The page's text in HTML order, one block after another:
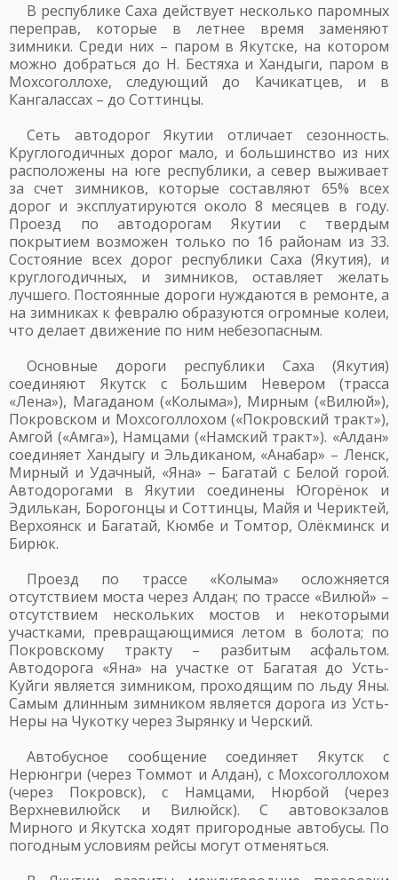
В республике Саха действует несколько паромных
переправ, которые в летнее время заменяют
зимники. Среди них – паром в Якутске, на котором
можно добраться до Н. Бестяха и Хандыги, паром в
Мохсоголлохе, следующий до Качикатцев, и в
Кангалассах – до Соттинцы.
Сеть автодорог Якутии отличает сезонность.
Круглогодичных дорог мало, и большинство из них
расположены на юге республики, а север выживает
за счет зимников, которые составляют 65% всех
дорог и эксплуатируются около 8 месяцев в году.
Проезд по автодорогам Якутии с твердым
покрытием возможен только по 16 районам из 33.
Состояние всех дорог республики Саха (Якутия), и
круглогодичных, и зимников, оставляет желать
лучшего. Постоянные дороги нуждаются в ремонте, а
на зимниках к февралю образуются огромные колеи,
что делает движение по ним небезопасным.
Основные дороги республики Саха (Якутия)
соединяют Якутск с Большим Невером (трасса
«Лена»), Магаданом («Колыма»), Мирным («Вилюй»),
Покровском и Мохсоголлохом («Покровский тракт»),
Амгой («Амга»), Намцами («Намский тракт»). «Алдан»
соединяет Хандыгу и Эльдиканом, «Анабар» – Ленск,
Мирный и Удачный, «Яна» – Багатай с Белой горой.
Автодорогами в Якутии соединены Югорёнок и
Эдилькан, Борогонцы и Соттинцы, Майя и Чериктей,
Верхоянск и Багатай, Кюмбе и Томтор, Олёкминск и
Бирюк.
Проезд по трассе «Колыма» осложняется
отсутствием моста через Алдан; по трассе «Вилюй» –
отсутствием нескольких мостов и некоторыми
участками, превращающимися летом в болота; по
Покровскому тракту – разбитым асфальтом.
Автодорога «Яна» на участке от Багатая до Усть-
Куйги является зимником, проходящим по льду Яны.
Самым длинным зимником является дорога из Усть-
Неры на Чукотку через Зырянку и Черский.
Автобусное сообщение соединяет Якутск с
Нерюнгри (через Томмот и Алдан), с Мохсоголлохом
(через Покровск), с Намцами, Нюрбой (через
Верхневилюйск и Вилюйск). С автовокзалов
Мирного и Якутска ходят пригородные автобусы. По
погодным условиям рейсы могут отменяться.